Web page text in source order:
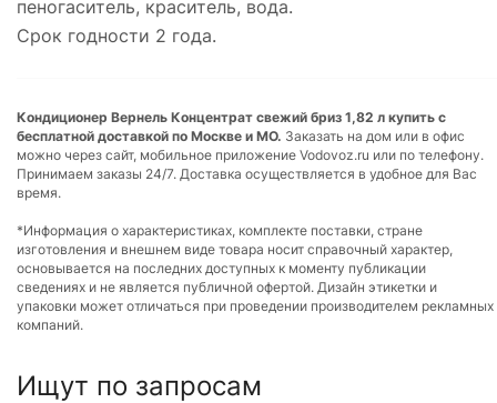
пеногаситель, краситель, вода.
Срок годности 2 года.
Кондиционер Вернель Концентрат свежий бриз 1,82 л купить с
бесплатной доставкой по Москве и МО. Заказать на дом или в офис
можно через сайт, мобильное приложение Vodovoz.ru или по телефону.
Принимаем заказы 24/7. Доставка осуществляется в удобное для Вас
время.
*Информация о характеристиках, комплекте поставки, стране
изготовления и внешнем виде товара носит справочный характер,
основывается на последних доступных к моменту публикации
сведениях и не является публичной офертой. Дизайн этикетки и
упаковки может отличаться при проведении производителем рекламных
компаний.
Ищут по запросам